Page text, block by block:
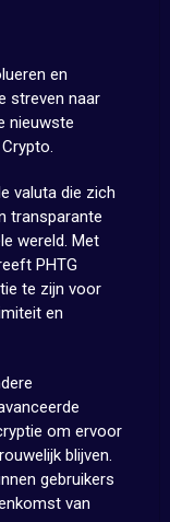
en
streven naar
nieuwste
valuta die zich
transparante
wereld. Met
PHTG
te zijn voor
en
om ervoor
blijven.
gebruikers
van